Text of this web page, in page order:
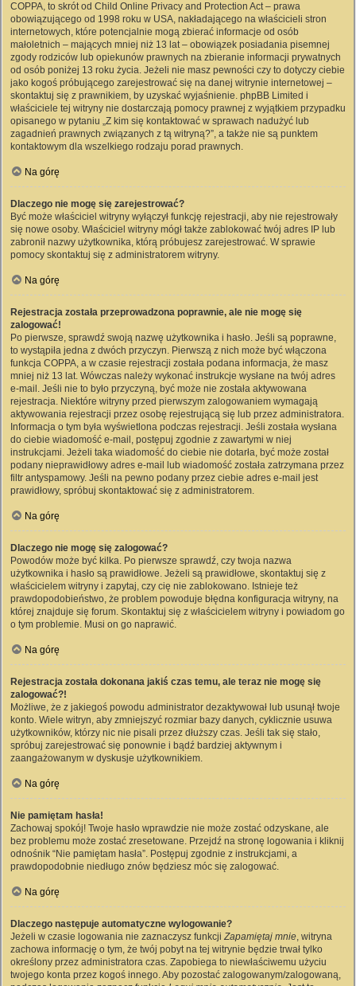
COPPA, to skrót od Child Online Privacy and Protection Act – prawa
obowiązującego od 1998 roku w USA, nakładającego na właścicieli stron
internetowych, które potencjalnie mogą zbierać informacje od osób
małoletnich – mających mniej niż 13 lat – obowiązek posiadania pisemnej
zgody rodziców lub opiekunów prawnych na zbieranie informacji prywatnych
od osób poniżej 13 roku życia. Jeżeli nie masz pewności czy to dotyczy ciebie
jako kogoś próbującego zarejestrować się na danej witrynie internetowej –
skontaktuj się z prawnikiem, by uzyskać wyjaśnienie. phpBB Limited i
właściciele tej witryny nie dostarczają pomocy prawnej z wyjątkiem przypadku
opisanego w pytaniu „Z kim się kontaktować w sprawach nadużyć lub
zagadnień prawnych związanych z tą witryną?”, a także nie są punktem
kontaktowym dla wszelkiego rodzaju porad prawnych.
Na górę
Dlaczego nie mogę się zarejestrować?
Być może właściciel witryny wyłączył funkcję rejestracji, aby nie rejestrowały
się nowe osoby. Właściciel witryny mógł także zablokować twój adres IP lub
zabronił nazwy użytkownika, którą próbujesz zarejestrować. W sprawie
pomocy skontaktuj się z administratorem witryny.
Na górę
Rejestracja została przeprowadzona poprawnie, ale nie mogę się
zalogować!
Po pierwsze, sprawdź swoją nazwę użytkownika i hasło. Jeśli są poprawne,
to wystąpiła jedna z dwóch przyczyn. Pierwszą z nich może być włączona
funkcja COPPA, a w czasie rejestracji została podana informacja, że masz
mniej niż 13 lat. Wówczas należy wykonać instrukcje wysłane na twój adres
e-mail. Jeśli nie to było przyczyną, być może nie została aktywowana
rejestracja. Niektóre witryny przed pierwszym zalogowaniem wymagają
aktywowania rejestracji przez osobę rejestrującą się lub przez administratora.
Informacja o tym była wyświetlona podczas rejestracji. Jeśli została wysłana
do ciebie wiadomość e-mail, postępuj zgodnie z zawartymi w niej
instrukcjami. Jeżeli taka wiadomość do ciebie nie dotarła, być może został
podany nieprawidłowy adres e-mail lub wiadomość została zatrzymana przez
filtr antyspamowy. Jeśli na pewno podany przez ciebie adres e-mail jest
prawidłowy, spróbuj skontaktować się z administratorem.
Na górę
Dlaczego nie mogę się zalogować?
Powodów może być kilka. Po pierwsze sprawdź, czy twoja nazwa
użytkownika i hasło są prawidłowe. Jeżeli są prawidłowe, skontaktuj się z
właścicielem witryny i zapytaj, czy cię nie zablokowano. Istnieje też
prawdopodobieństwo, że problem powoduje błędna konfiguracja witryny, na
której znajduje się forum. Skontaktuj się z właścicielem witryny i powiadom go
o tym problemie. Musi on go naprawić.
Na górę
Rejestracja została dokonana jakiś czas temu, ale teraz nie mogę się
zalogować?!
Możliwe, że z jakiegoś powodu administrator dezaktywował lub usunął twoje
konto. Wiele witryn, aby zmniejszyć rozmiar bazy danych, cyklicznie usuwa
użytkowników, którzy nic nie pisali przez dłuższy czas. Jeśli tak się stało,
spróbuj zarejestrować się ponownie i bądź bardziej aktywnym i
zaangażowanym w dyskusje użytkownikiem.
Na górę
Nie pamiętam hasła!
Zachowaj spokój! Twoje hasło wprawdzie nie może zostać odzyskane, ale
bez problemu może zostać zresetowane. Przejdź na stronę logowania i kliknij
odnośnik “Nie pamiętam hasła”. Postępuj zgodnie z instrukcjami, a
prawdopodobnie niedługo znów będziesz móc się zalogować.
Na górę
Dlaczego następuje automatyczne wylogowanie?
Jeżeli w czasie logowania nie zaznaczysz funkcjiZapamiętaj mnie, witryna
zachowa informację o tym, że twój pobyt na tej witrynie będzie trwał tylko
określony przez administratora czas. Zapobiega to niewłaściwemu użyciu
twojego konta przez kogoś innego. Aby pozostać zalogowanym/zalogowaną,